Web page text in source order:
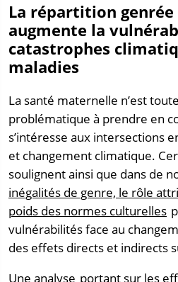
La répartition genrée
augmente la
catastrophes
maladies
La santé maternelle n’est
problématique à prendre en
s’intéresse aux intersections
et changement climatique.
soulignent ainsi que dans de
inégalités de genre, le rôle
poids des normes culturelles
vulnérabilités face au
des effets directs et indirects
Une analyse portant sur les